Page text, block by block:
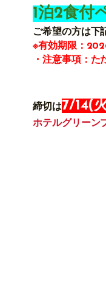
1泊2食付
ご希望の方は下
※有効期限：
・注意事項：た
締切は7/14(
ホテルグリーン